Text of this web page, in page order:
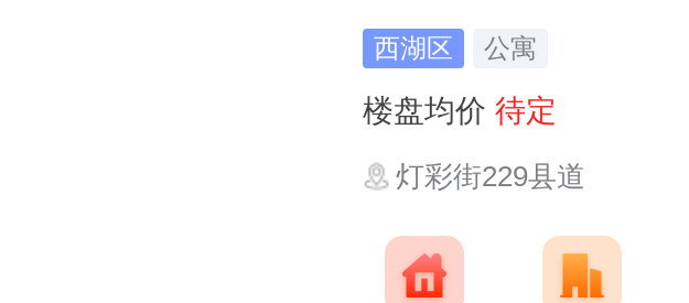
西湖区 公寓
楼盘均价 待定
灯彩街229县道